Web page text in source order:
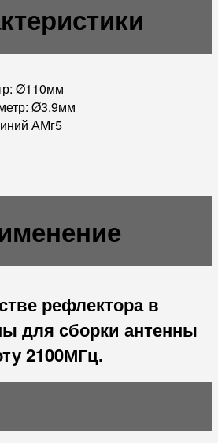
Ø110мм
Ø3.9мм
АМг5
рефлектора в
для сборки антенны
2100МГц.